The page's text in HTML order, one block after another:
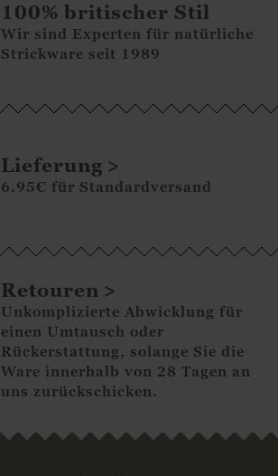
100% britischer Stil
Wir sind Experten für natürliche
Strickware seit 1989
Lieferung
6.95€ für Standardversand
Retouren
Unkomplizierte Abwicklung für
einen Umtausch oder
Rückerstattung, solange Sie die
Ware innerhalb von 28 Tagen an
uns zurückschicken.